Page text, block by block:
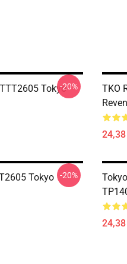
Tokyo-20%
TKO
Tokyo
-20%